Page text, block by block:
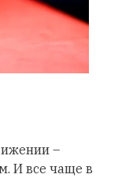
–
И все чаще в